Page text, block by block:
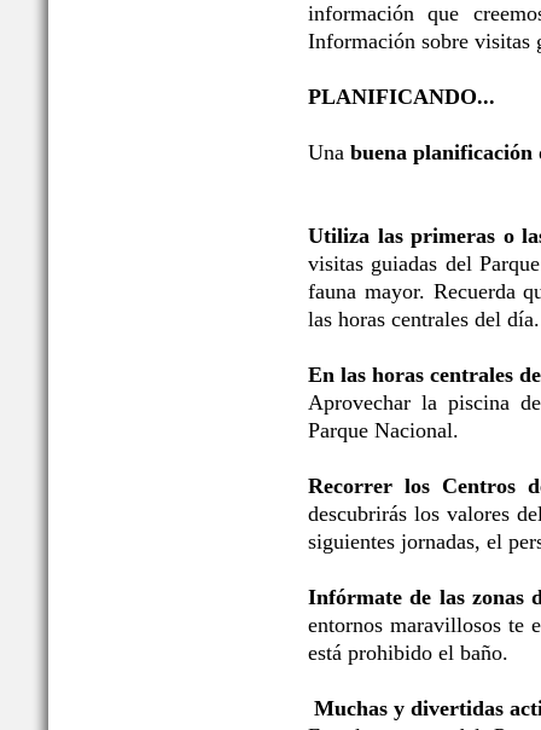
información que
Información sobre visitas
PLANIFICANDO...
Una buena planificación
Utiliza las primeras o
visitas guiadas del
fauna mayor. Recuerda
las horas centrales del día.
En las horas centrales
Aprovechar la piscina
Parque Nacional.
Recorrer los Centros
descubrirás los valores
siguientes jornadas, el
Infórmate de las zonas
entornos maravillosos te
está prohibido el baño.
Muchas y divertidas